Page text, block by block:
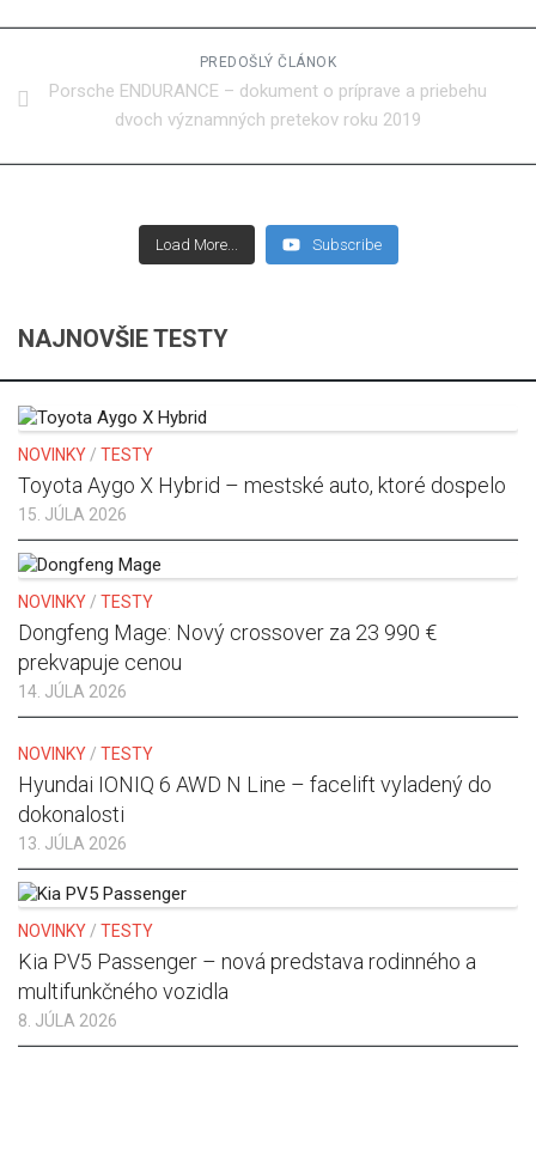
PREDOŠLÝ ČLÁNOK
Porsche ENDURANCE – dokument o príprave a priebehu
dvoch významných pretekov roku 2019
Load More... Subscribe
NAJNOVŠIE TESTY
NOVINKY / TESTY
Toyota Aygo X Hybrid – mestské auto, ktoré dospelo
15. JÚLA 2026
NOVINKY / TESTY
Dongfeng Mage: Nový crossover za 23 990 €
prekvapuje cenou
14. JÚLA 2026
NOVINKY / TESTY
Hyundai IONIQ 6 AWD N Line – facelift vyladený do
dokonalosti
13. JÚLA 2026
NOVINKY / TESTY
Kia PV5 Passenger – nová predstava rodinného a
multifunkčného vozidla
8. JÚLA 2026